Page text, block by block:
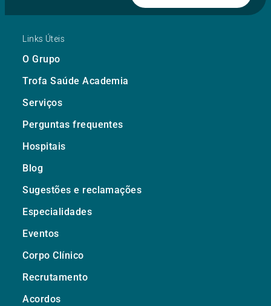
Links Úteis
O Grupo
Trofa Saúde Academia
Serviços
Perguntas frequentes
Hospitais
Blog
Sugestões e reclamações
Especialidades
Eventos
Corpo Clínico
Recrutamento
Acordos